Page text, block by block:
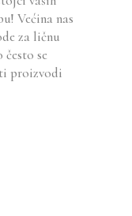
Većina nas
za ličnu
se
proizvodi